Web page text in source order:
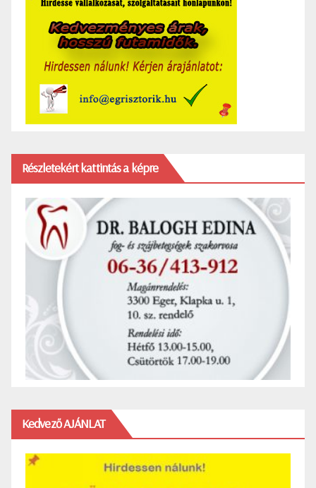
Részletekért kattintás a képre
Kedvező AJÁNLAT